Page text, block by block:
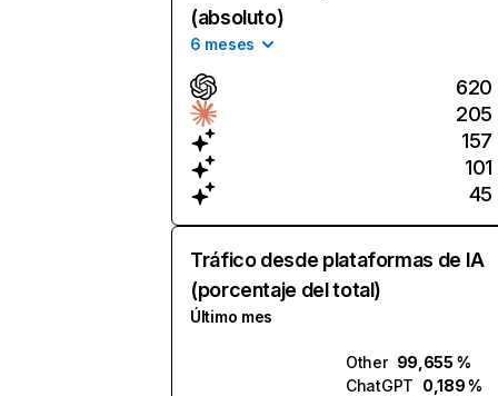
(absoluto)
6 meses
620
205
157
101
45
Tráfico desde plataformas de IA
(porcentaje del total)
Último mes
Other 99,655 %
ChatGPT 0,189 %